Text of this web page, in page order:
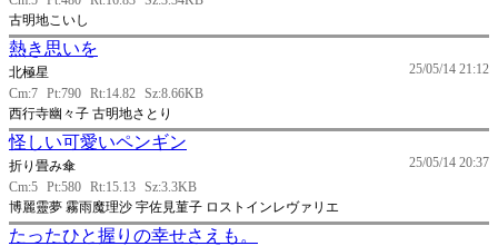
古明地こいし
熱き思いを
25/05/14 21:12
北極星
Cm:7 Pt:790 Rt:14.82 Sz:8.66KB
西行寺幽々子 古明地さとり
怪しい可愛いペンギン
25/05/14 20:37
折り畳み傘
Cm:5 Pt:580 Rt:15.13 Sz:3.3KB
博麗靈夢 霧雨魔理沙 宇佐見菫子 ロストインレヴァリエ
たったひと握りの幸せさえも。